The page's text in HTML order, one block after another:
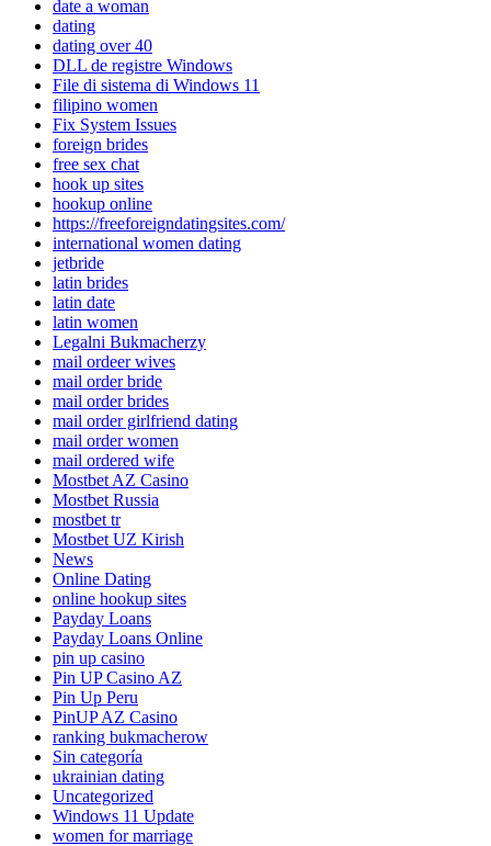
date a woman
dating
dating over 40
DLL de registre Windows
File di sistema di Windows 11
filipino women
Fix System Issues
foreign brides
free sex chat
hook up sites
hookup online
https://freeforeigndatingsites.com/
international women dating
jetbride
latin brides
latin date
latin women
Legalni Bukmacherzy
mail ordeer wives
mail order bride
mail order brides
mail order girlfriend dating
mail order women
mail ordered wife
Mostbet AZ Casino
Mostbet Russia
mostbet tr
Mostbet UZ Kirish
News
Online Dating
online hookup sites
Payday Loans
Payday Loans Online
pin up casino
Pin UP Casino AZ
Pin Up Peru
PinUP AZ Casino
ranking bukmacherow
Sin categoría
ukrainian dating
Uncategorized
Windows 11 Update
women for marriage